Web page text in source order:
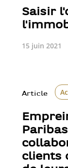
Saisir
15 juin 2021
Article
clients